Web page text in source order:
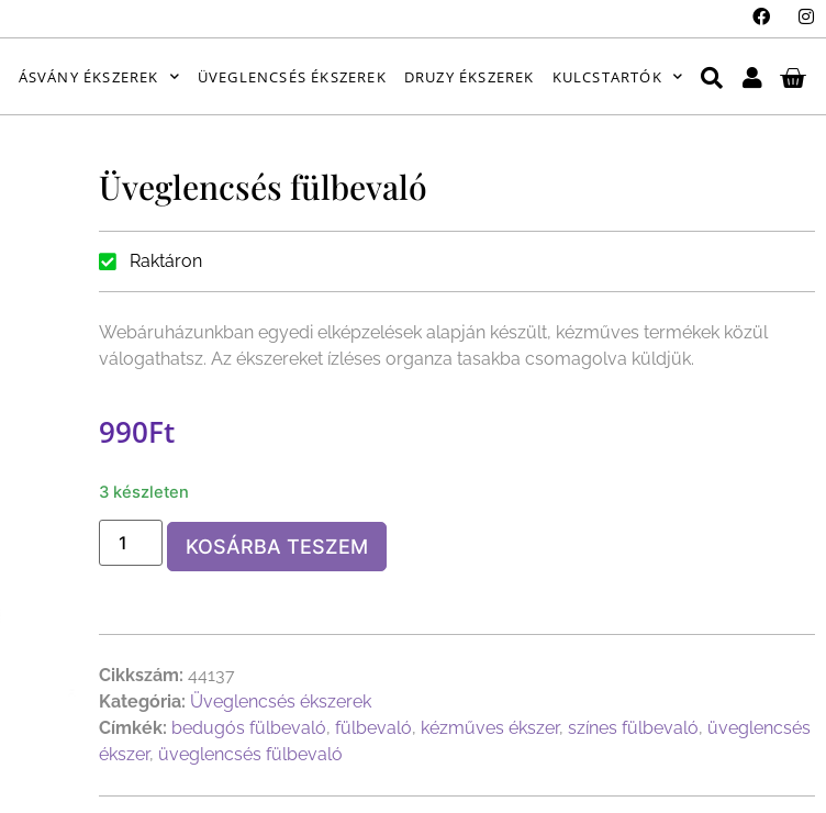
ÁSVÁNY ÉKSZEREK ÜVEGLENCSÉS ÉKSZEREK DRUZY ÉKSZEREK KULCSTARTÓK
Üveglencsés fülbevaló
Raktáron
Webáruházunkban egyedi elképzelések alapján készült, kézműves termékek közül
válogathatsz. Az ékszereket ízléses organza tasakba csomagolva küldjük.
990Ft
3 készleten
KOSÁRBA TESZEM
Cikkszám: 44137
Kategória: Üveglencsés ékszerek
Címkék: bedugós fülbevaló, fülbevaló, kézműves ékszer, színes fülbevaló, üveglencsés
ékszer, üveglencsés fülbevaló